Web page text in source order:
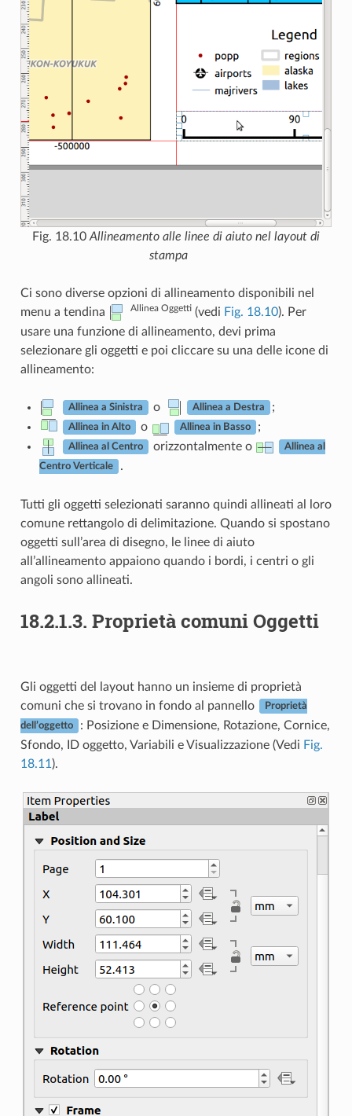
Fig. 18.10 Allineamento alle linee di aiuto nel layout di
stampa
Ci sono diverse opzioni di allineamento disponibili nel
menu a tendina
Allinea Oggetti(vedi Fig. 18.10). Per
usare una funzione di allineamento, devi prima
selezionare gli oggetti e poi cliccare su una delle icone di
allineamento:
Allinea a Sinistra o Allinea a Destra ;
Allinea in Alto o Allinea in Basso ;
Allinea al Centro orizzontalmente o Allinea al
Centro Verticale .
Tutti gli oggetti selezionati saranno quindi allineati al loro
comune rettangolo di delimitazione. Quando si spostano
oggetti sull’area di disegno, le linee di aiuto
all’allineamento appaiono quando i bordi, i centri o gli
angoli sono allineati.
18.2.1.3. Proprietà comuni Oggetti
Gli oggetti del layout hanno un insieme di proprietà
comuni che si trovano in fondo al pannello
Proprietà
dell’oggetto
: Posizione e Dimensione, Rotazione, Cornice,
Sfondo, ID oggetto, Variabili e Visualizzazione (Vedi Fig.
18.11 ).